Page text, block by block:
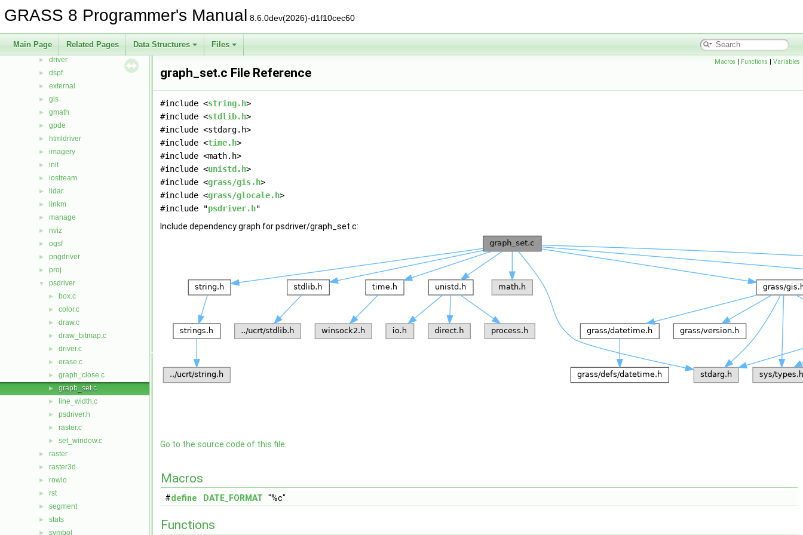
GRASS 8 Programmer's Manual 8.6.0dev(2026)-d1f10cec60
Main Page Related Pages Data Structures Files
► datetime
► db
► display
► driver
► dspf
► external
► gis
► gmath
► gpde
► htmldriver
► imagery
► init
► iostream
► lidar
► linkm
► manage
► nviz
► ogsf
► pngdriver
► proj
▼ psdriver
► box.c
► color.c
► draw.c
► draw_bitmap.c
► driver.c
► erase.c
► graph_close.c
► graph_set.c
► line_width.c
► psdriver.h
► raster.c
► set_window.c
► raster
► raster3d
► rowio
► rst
► segment
► stats
► symbol
Macros | Functions | Variables
graph_set.c File Reference
#include <string.h>
#include <stdlib.h>
#include <stdarg.h>
#include <time.h>
#include <math.h>
#include <unistd.h>
#include <grass/gis.h>
#include <grass/glocale.h>
#include "psdriver.h"
Include dependency graph for psdriver/graph_set.c:
Go to the source code of this file.
Macros
#define DATE_FORMAT "%c"
Functions